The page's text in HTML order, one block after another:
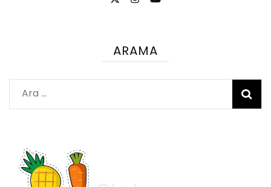
ARAMA
Arama: